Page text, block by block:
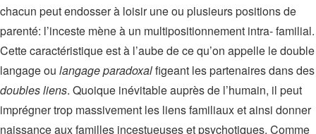
chacun peut endosser à loisir une ou plusieurs positions de
parenté: l’inceste mène à un multipositionnement intra- familial.
Cette caractéristique est à l’aube de ce qu’on appelle le double
langage ou langage paradoxalfigeant les partenaires dans des
doubles liens. Quoique inévitable auprès de l’humain, il peut
imprégner trop massivement les liens familiaux et ainsi donner
naissance aux familles incestueuses et psychotiques. Comme